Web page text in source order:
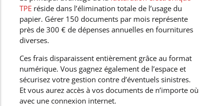
TPE réside dans l’élimination totale de l’usage du
papier. Gérer 150 documents par mois représente
près de 300 € de dépenses annuelles en fournitures
diverses.
Ces frais disparaissent entièrement grâce au format
numérique. Vous gagnez également de l’espace et
sécurisez votre gestion contre d’éventuels sinistres.
Et vous aurez accès à vos documents de n’importe où
avec une connexion internet.